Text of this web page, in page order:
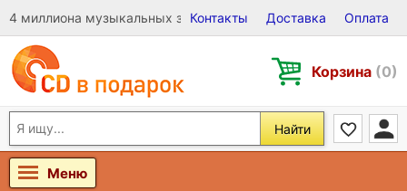
4 миллиона музыкальных записей на Виниле, CD и DVD
Контакты Доставка Оплата
Корзина (0)
Найти
Меню